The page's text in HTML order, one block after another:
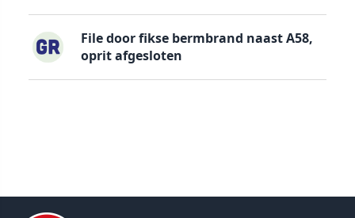
File door fikse bermbrand naast A58,
oprit afgesloten